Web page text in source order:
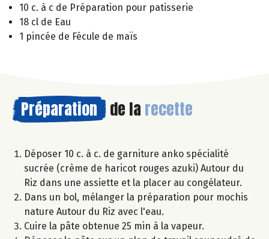
10 c. à c de Préparation pour patisserie
18 cl de Eau
1 pincée de Fécule de maïs
Préparation de la recette
Déposer 10 c. à c. de garniture anko spécialité
sucrée (crème de haricot rouges azuki) Autour du
Riz dans une assiette et la placer au congélateur.
Dans un bol, mélanger la préparation pour mochis
nature Autour du Riz avec l'eau.
Cuire la pâte obtenue 25 min à la vapeur.